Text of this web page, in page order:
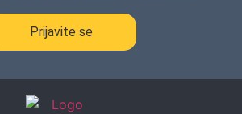
Prijavite se